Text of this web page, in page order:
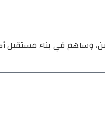
وساهم في بناء مستقبل